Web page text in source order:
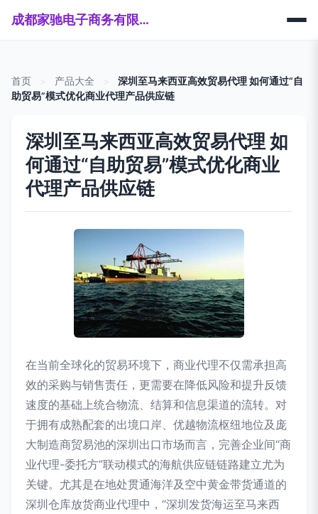
成都家驰电子商务有限公司
首页 产品大全
深圳至马来西亚高效贸易代理 如何通过“自
助贸易”模式优化商业代理产品供应链
深圳至马来西亚高效贸易代理 如
何通过“自助贸易”模式优化商业
代理产品供应链
在当前全球化的贸易环境下，商业代理不仅需承担高
效的采购与销售责任，更需要在降低风险和提升反馈
速度的基础上统合物流、结算和信息渠道的流转。对
于拥有成熟配套的出境口岸、优越物流枢纽地位及庞
大制造商贸易池的深圳出口市场而言，完善企业间“商
业代理-委托方”联动模式的海航供应链链路建立尤为
关键。尤其是在地处贯通海洋及空中黄金带货通道的
深圳仓库放货商业代理中，“深圳发货海运至马来西